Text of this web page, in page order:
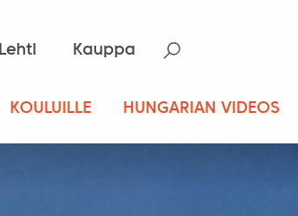
Lehti Kauppa
KOULUILLE HUNGARIAN VIDEOS